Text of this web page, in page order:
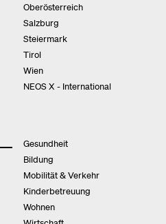
Oberösterreich
Salzburg
Steiermark
Tirol
Wien
NEOS X - International
Gesundheit
Bildung
Mobilität & Verkehr
Kinderbetreuung
Wohnen